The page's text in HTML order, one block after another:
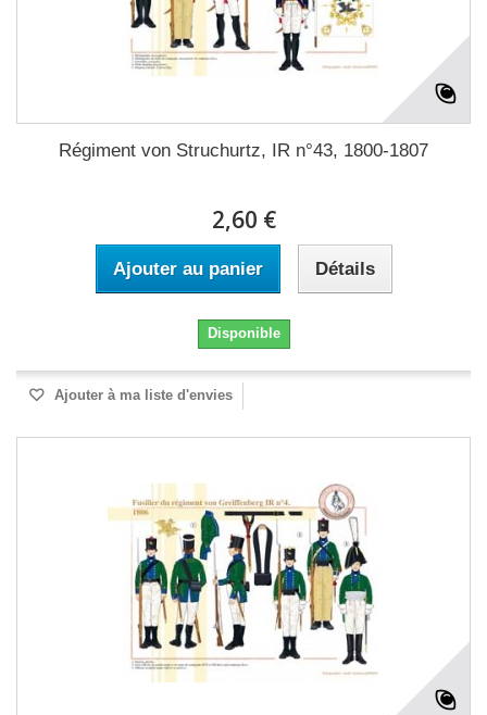
Régiment von Struchurtz, IR n°43, 1800-1807
2,60 €
Ajouter au panier Détails
Disponible
Ajouter à ma liste d'envies